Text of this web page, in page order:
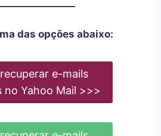
das opções abaixo:
e-mails
no Yahoo Mail >>>